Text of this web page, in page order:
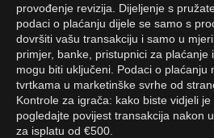
provođenje revizija. Dijeljenje s
podaci o plaćanju dijele se samo s
dovršiti vašu transakciju i samo u
primjer, banke, pristupnici za plaćanje
mogu biti uključeni. Podaci o plaćanju
tvrtkama u marketinške svrhe od
Kontrole za igrača: kako biste vidjeli je
pogledajte povijest transakcija nakon
za isplatu od €500.